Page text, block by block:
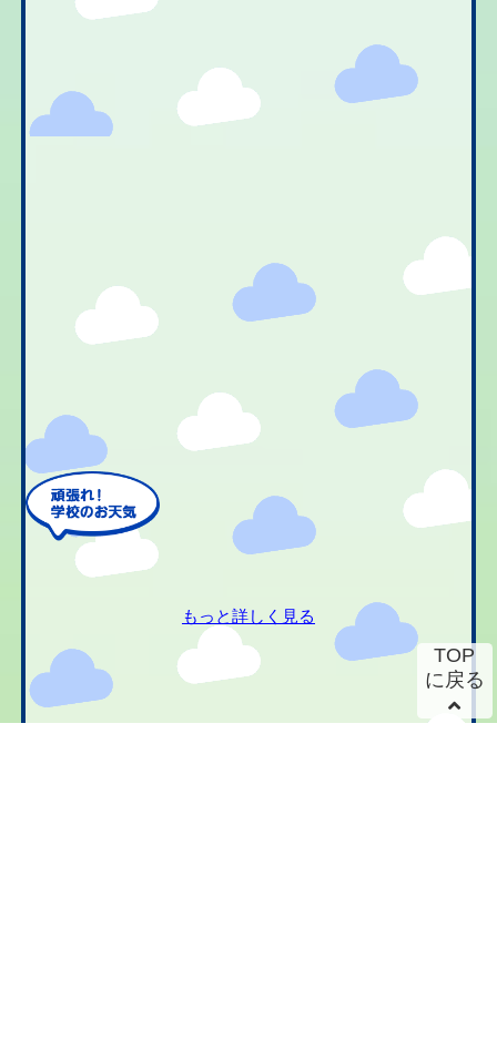
もっと詳しく見る
TOP
に戻る